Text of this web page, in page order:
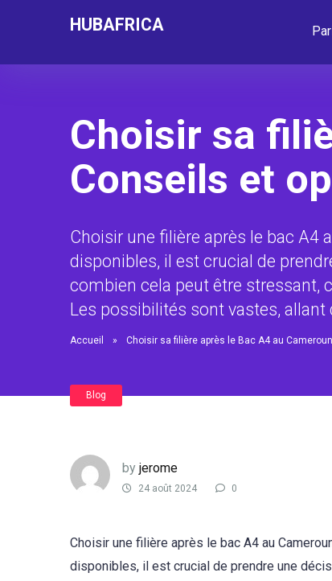
HUBAFRICA
Choisir sa
Conseils et
Choisir une filière après le bac A4
disponibles, il est crucial de
combien cela peut être stressant,
Les possibilités sont vastes,
Accueil » Choisir sa filière après le Bac A4 au
Blog
by jerome
24 août 2024 0
Choisir une filière après le bac A4 au
disponibles, il est crucial de prendre une